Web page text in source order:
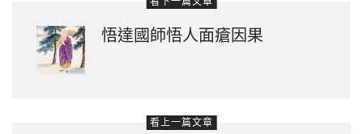
悟達國師悟人面瘡因果
看上一篇文章